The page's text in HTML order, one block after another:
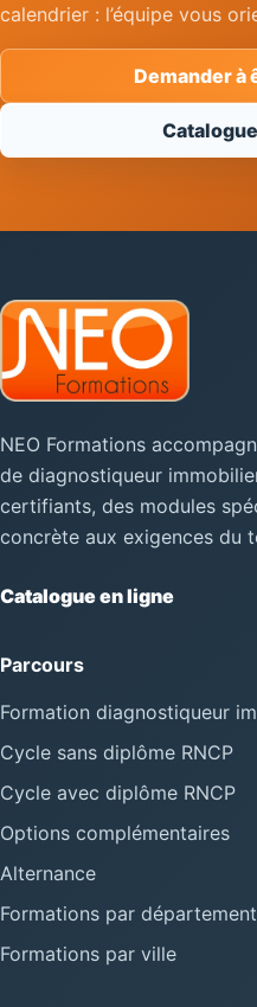
calendrier : l’équipe vous
Demander à
NEO Formations
de diagnostiqueur
certifiants, des modules
concrète aux exigences du
Catalogue en ligne
Parcours
Formation diagnostiqueur
Cycle sans diplôme RNCP
Cycle avec diplôme RNCP
Options complémentaires
Alternance
Formations par département
Formations par ville